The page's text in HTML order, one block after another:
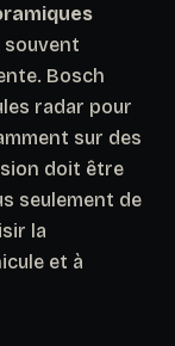
souvent
Bosch
radar pour
sur des
doit être
seulement de
la
et à